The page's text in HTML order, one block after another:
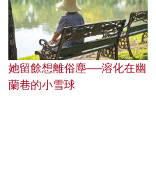
她留餘想離俗塵──溶化在幽
蘭巷的小雪球